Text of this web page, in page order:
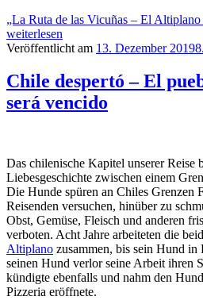
„La Ruta de las Vicuñas – El Altiplano
weiterlesen
Veröffentlicht am 13. Dezember 2019
Chile despertó – El
será vencido
Das chilenische Kapitel unserer Reise
Liebesgeschichte zwischen einem
Die Hunde spüren an Chiles Grenzen
Reisenden versuchen, hinüber zu
Obst, Gemüse, Fleisch und anderen
verboten. Acht Jahre arbeiteten die
Altiplano zusammen, bis sein Hund in
seinen Hund verlor seine Arbeit ihren
kündigte ebenfalls und nahm den
Pizzeria eröffnete.